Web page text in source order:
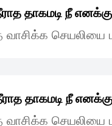
தாகமடி நீ
செயலியை
தாகமடி நீ
செயலியை